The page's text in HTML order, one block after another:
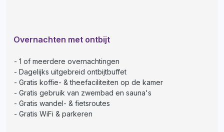
Overnachten met ontbijt
1 of meerdere overnachtingen
Dagelijks uitgebreid ontbijtbuffet
Gratis koffie- & theefaciliteiten op de kamer
Gratis gebruik van zwembad en sauna's
Gratis wandel- & fietsroutes
Gratis WiFi & parkeren